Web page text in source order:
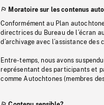
Moratoire sur les contenus
Conformément au Plan
directrices du Bureau de l’écran
d’archivage avec l’assistance
Entre-temps, nous avons
représentant des participants et
comme Autochtones (membres